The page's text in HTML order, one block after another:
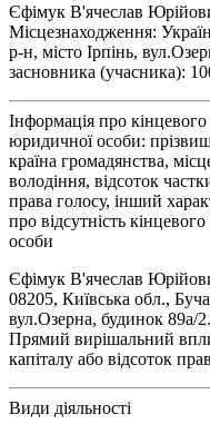
Єфімук В'ячеслав
Місцезнаходження:
р-н, місто Ірпінь,
засновника (учасника):
Інформація про
юридичної особи:
країна громадянства,
володіння, відсоток
права голосу, інший
про відсутність
особи
Єфімук В'ячеслав
08205, Київська обл.,
вул.Озерна, будинок 89а/
Прямий вирішальний
капіталу або відсоток
Види діяльності